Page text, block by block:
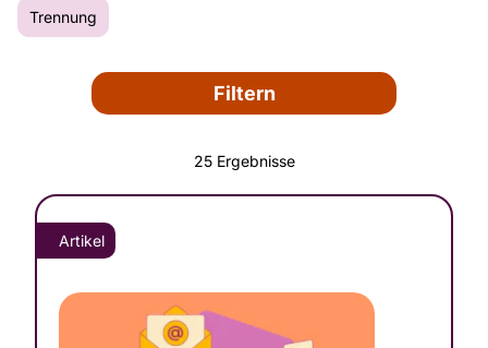
Trennung
Filtern
25 Ergebnisse
Artikel